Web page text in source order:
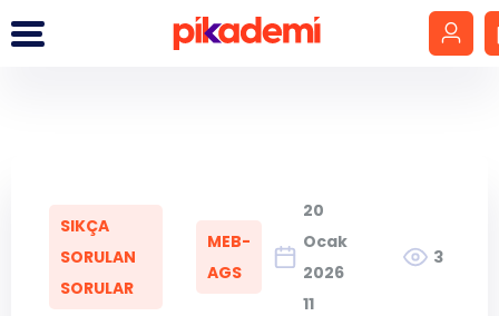
LGS
YKS
SIKÇA
SORULAN
SORULAR
MEB-
AGS
20
Ocak
2026
11
3